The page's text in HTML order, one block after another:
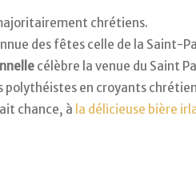
chrétiens.
des fêtes celle de la Saint-
célèbre la venue du Saint
en croyants
chance, à la délicieuse bière